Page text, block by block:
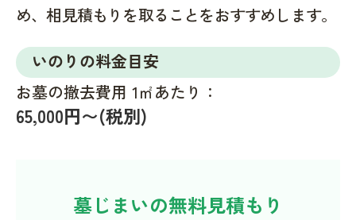
め、相見積もりを取ることをおすすめします。
いのりの料金目安
お墓の撤去費用 1㎡あたり：
65,000円〜(税別)
墓じまいの無料見積もり